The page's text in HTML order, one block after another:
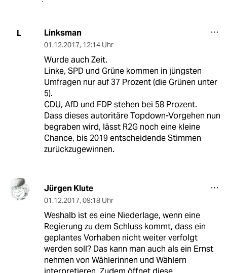
L Linksman
01.12.2017, 12:14 Uhr
Wurde auch Zeit.
Linke, SPD und Grüne kommen in jüngsten
Umfragen nur auf 37 Prozent (die Grünen unter
5).
CDU, AfD und FDP stehen bei 58 Prozent.
Dass dieses autoritäre Topdown-Vorgehen nun
begraben wird, lässt R2G noch eine kleine
Chance, bis 2019 entscheidende Stimmen
zurückzugewinnen.
Jürgen Klute
01.12.2017, 09:18 Uhr
Weshalb ist es eine Niederlage, wenn eine
Regierung zu dem Schluss kommt, dass ein
geplantes Vorhaben nicht weiter verfolgt
werden soll? Das kann man auch als ein Ernst
nehmen von Wählerinnen und Wählern